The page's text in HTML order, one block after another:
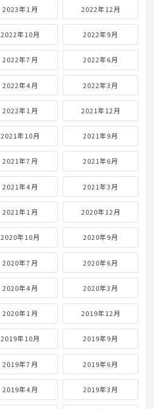
2023年1月 2022年12月
2022年10月 2022年9月
2022年7月 2022年6月
2022年4月 2022年3月
2022年1月 2021年12月
2021年10月 2021年9月
2021年7月 2021年6月
2021年4月 2021年3月
2021年1月 2020年12月
2020年10月 2020年9月
2020年7月 2020年6月
2020年4月 2020年3月
2020年1月 2019年12月
2019年10月 2019年9月
2019年7月 2019年6月
2019年4月 2019年3月